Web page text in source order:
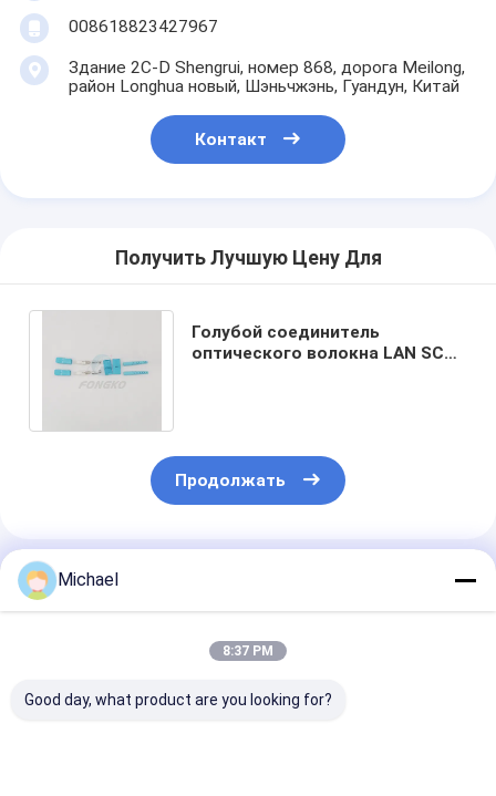
008618823427967
Здание 2C-D Shengrui, номер 868, дорога Meilong,
район Longhua новый, Шэньчжэнь, Гуандун, Китай
Контакт
Получить Лучшую Цену Для
Голубой соединитель
оптического волокна LAN SC
Продолжать
Порекомендованные Продукты
Michael
8:37 PM
Good day, what product are you looking for?